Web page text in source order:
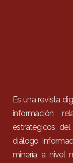
Es una revista
información
estratégicos
diálogo
minería a nivel